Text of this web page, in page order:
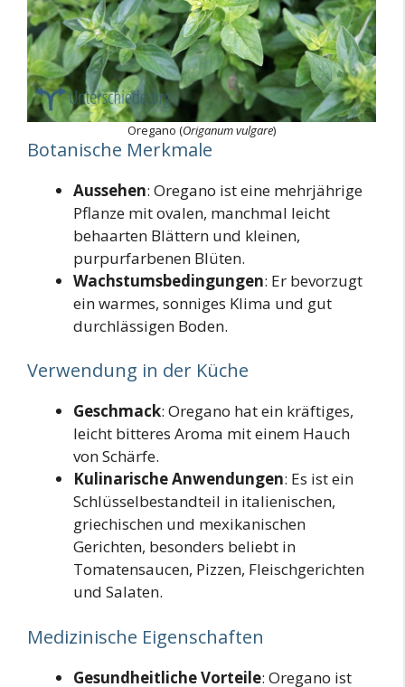
Oregano (Origanum vulgare)
Botanische Merkmale
Aussehen: Oregano ist eine mehrjährige
Pflanze mit ovalen, manchmal leicht
behaarten Blättern und kleinen,
purpurfarbenen Blüten.
Wachstumsbedingungen: Er bevorzugt
ein warmes, sonniges Klima und gut
durchlässigen Boden.
Verwendung in der Küche
Geschmack: Oregano hat ein kräftiges,
leicht bitteres Aroma mit einem Hauch
von Schärfe.
Kulinarische Anwendungen: Es ist ein
Schlüsselbestandteil in italienischen,
griechischen und mexikanischen
Gerichten, besonders beliebt in
Tomatensaucen, Pizzen, Fleischgerichten
und Salaten.
Medizinische Eigenschaften
Gesundheitliche Vorteile: Oregano ist